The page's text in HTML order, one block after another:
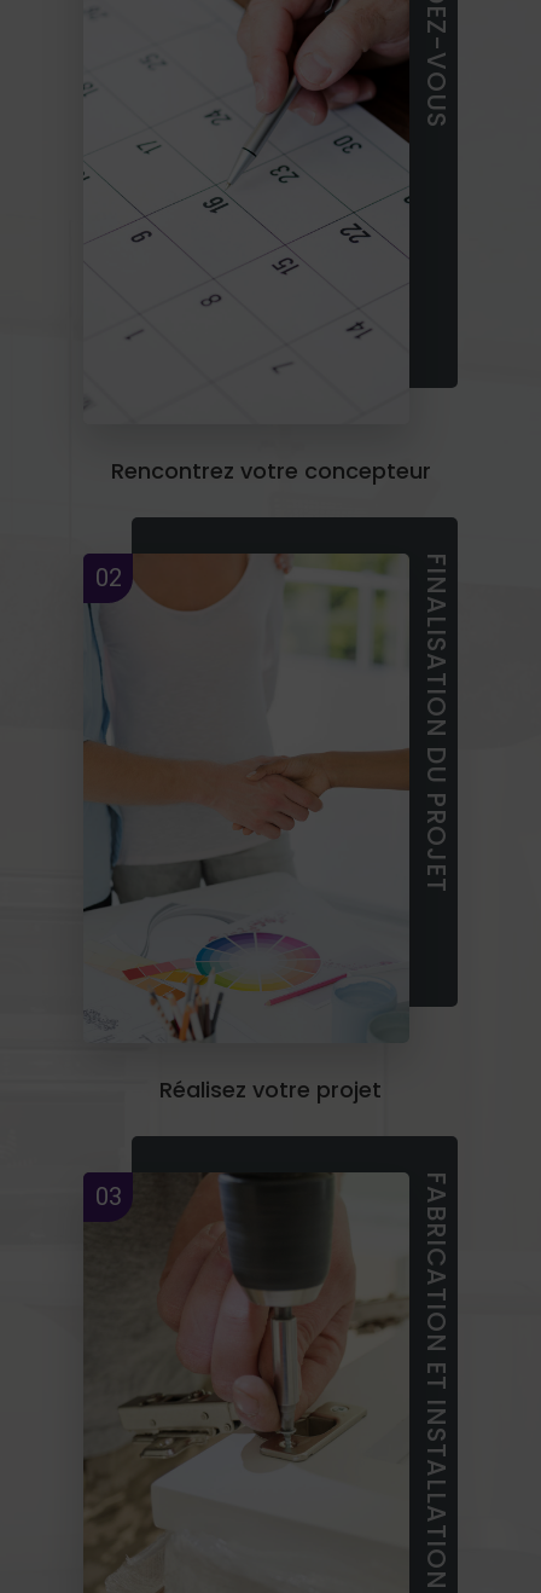
Rencontrez votre concepteur
FINALISATION DU PROJET
02
Réalisez votre projet
FABRICATION ET INSTALLATION
03